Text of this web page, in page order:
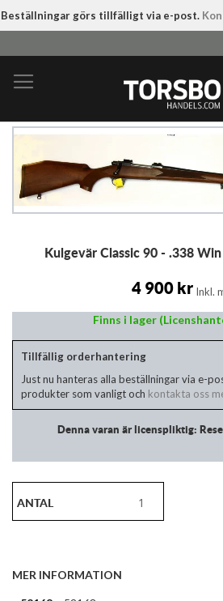
Beställningar görs tillfälligt via e-post.
till
innehållet
Hoppa
slutet
bildgalleriet
Kulgevär Classic 90 - .338
4 900 kr Inkl.
Finns i lager
Tillfällig orderhantering
Just nu hanteras alla beställningar via e-
produkter som vanligt och kontakta oss
Denna varan är licenspliktig:
ANTAL
MER INFORMATION